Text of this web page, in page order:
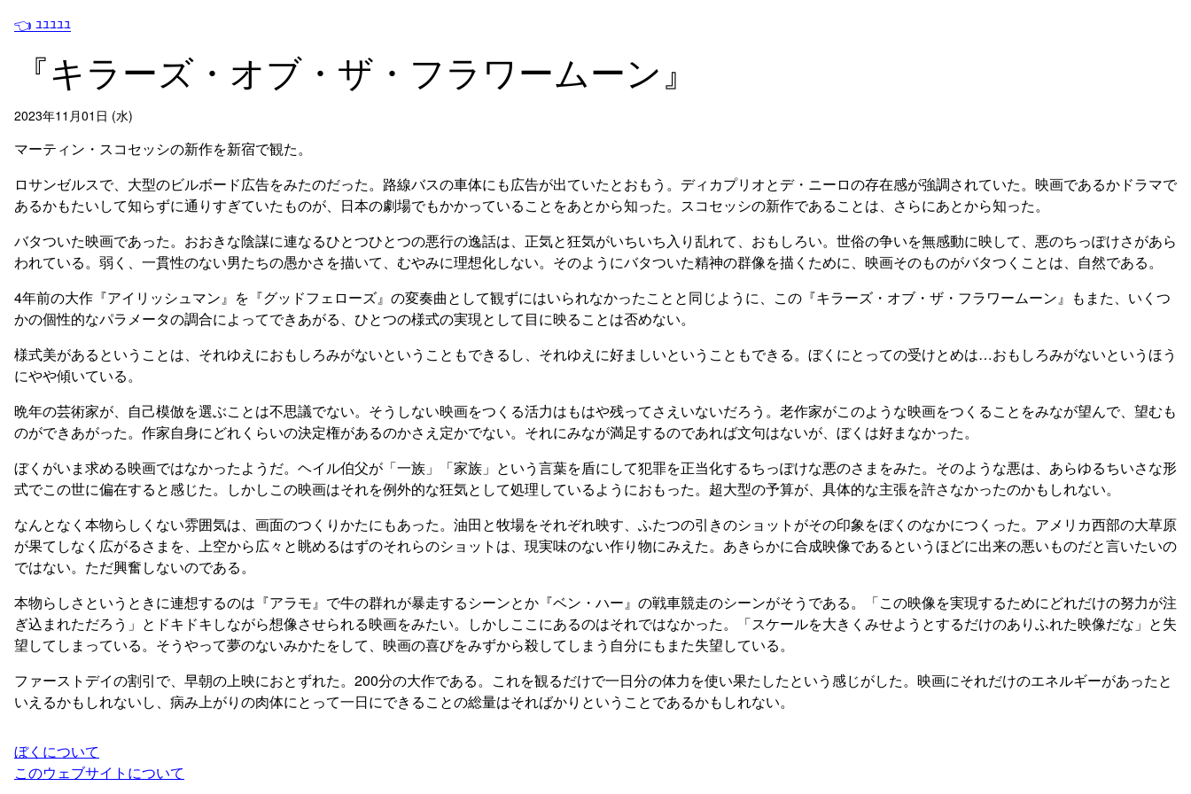
👈 ﾕﾕﾕﾕﾕ
『キラーズ・オブ・ザ・フラワームーン』
2023年11月01日 (水)
マーティン・スコセッシの新作を新宿で観た。
ロサンゼルスで、大型のビルボード広告をみたのだった。路線バスの車体にも広告が出ていたとおもう。ディカプリオとデ・ニーロの存在感が強調されていた。映画であるかドラマで
あるかもたいして知らずに通りすぎていたものが、日本の劇場でもかかっていることをあとから知った。スコセッシの新作であることは、さらにあとから知った。
バタついた映画であった。おおきな陰謀に連なるひとつひとつの悪行の逸話は、正気と狂気がいちいち入り乱れて、おもしろい。世俗の争いを無感動に映して、悪のちっぽけさがあら
われている。弱く、一貫性のない男たちの愚かさを描いて、むやみに理想化しない。そのようにバタついた精神の群像を描くために、映画そのものがバタつくことは、自然である。
4年前の大作『アイリッシュマン』を『グッドフェローズ』の変奏曲として観ずにはいられなかったことと同じように、この『キラーズ・オブ・ザ・フラワームーン』もまた、いくつ
かの個性的なパラメータの調合によってできあがる、ひとつの様式の実現として目に映ることは否めない。
様式美があるということは、それゆえにおもしろみがないということもできるし、それゆえに好ましいということもできる。ぼくにとっての受けとめは…おもしろみがないというほう
にやや傾いている。
晩年の芸術家が、自己模倣を選ぶことは不思議でない。そうしない映画をつくる活力はもはや残ってさえいないだろう。老作家がこのような映画をつくることをみなが望んで、望むも
のができあがった。作家自身にどれくらいの決定権があるのかさえ定かでない。それにみなが満足するのであれば文句はないが、ぼくは好まなかった。
ぼくがいま求める映画ではなかったようだ。ヘイル伯父が「一族」「家族」という言葉を盾にして犯罪を正当化するちっぽけな悪のさまをみた。そのような悪は、あらゆるちいさな形
式でこの世に偏在すると感じた。しかしこの映画はそれを例外的な狂気として処理しているようにおもった。超大型の予算が、具体的な主張を許さなかったのかもしれない。
なんとなく本物らしくない雰囲気は、画面のつくりかたにもあった。油田と牧場をそれぞれ映す、ふたつの引きのショットがその印象をぼくのなかにつくった。アメリカ西部の大草原
が果てしなく広がるさまを、上空から広々と眺めるはずのそれらのショットは、現実味のない作り物にみえた。あきらかに合成映像であるというほどに出来の悪いものだと言いたいの
ではない。ただ興奮しないのである。
本物らしさというときに連想するのは『アラモ』で牛の群れが暴走するシーンとか『ベン・ハー』の戦車競走のシーンがそうである。「この映像を実現するためにどれだけの努力が注
ぎ込まれただろう」とドキドキしながら想像させられる映画をみたい。しかしここにあるのはそれではなかった。「スケールを大きくみせようとするだけのありふれた映像だな」と失
望してしまっている。そうやって夢のないみかたをして、映画の喜びをみずから殺してしまう自分にもまた失望している。
ファーストデイの割引で、早朝の上映におとずれた。200分の大作である。これを観るだけで一日分の体力を使い果たしたという感じがした。映画にそれだけのエネルギーがあったと
いえるかもしれないし、病み上がりの肉体にとって一日にできることの総量はそればかりということであるかもしれない。
ぼくについて
このウェブサイトについて